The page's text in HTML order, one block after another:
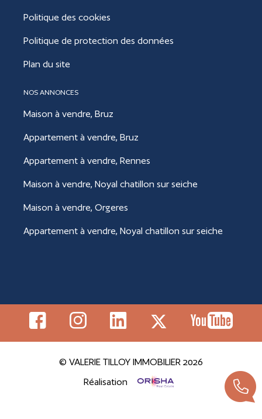
Politique des cookies
Politique de protection des données
Plan du site
NOS ANNONCES
Maison à vendre, Bruz
Appartement à vendre, Bruz
Appartement à vendre, Rennes
Maison à vendre, Noyal chatillon sur seiche
Maison à vendre, Orgeres
Appartement à vendre, Noyal chatillon sur seiche
© VALERIE TILLOY IMMOBILIER 2026
Réalisation